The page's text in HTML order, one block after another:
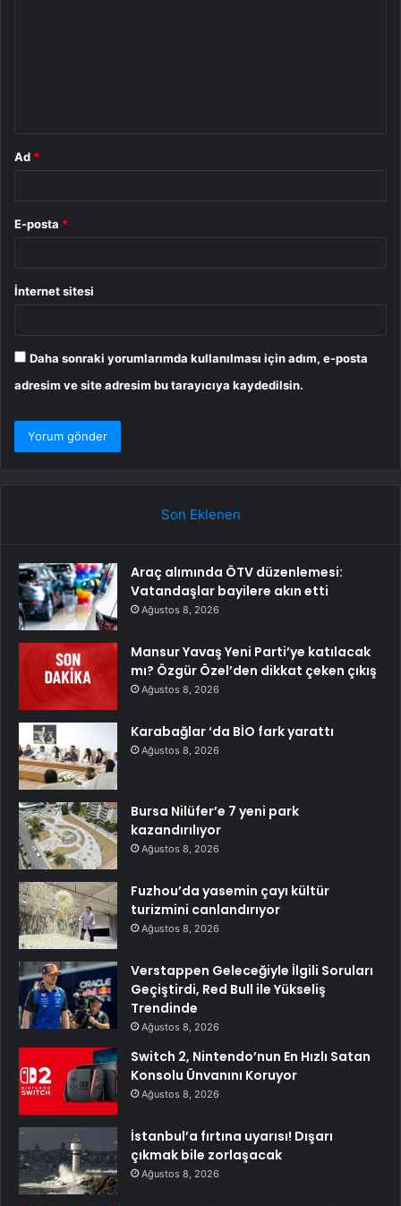
Ad *
E-posta *
İnternet sitesi
Daha sonraki yorumlarımda kullanılması için adım, e-posta
adresim ve site adresim bu tarayıcıya kaydedilsin.
Son Eklenen
Araç alımında ÖTV düzenlemesi:
Vatandaşlar bayilere akın etti
Ağustos 8, 2026
Mansur Yavaş Yeni Parti’ye katılacak
mı? Özgür Özel’den dikkat çeken çıkış
Ağustos 8, 2026
Karabağlar ‘da BİO fark yarattı
Ağustos 8, 2026
Bursa Nilüfer’e 7 yeni park
kazandırılıyor
Ağustos 8, 2026
Fuzhou’da yasemin çayı kültür
turizmini canlandırıyor
Ağustos 8, 2026
Verstappen Geleceğiyle İlgili Soruları
Geçiştirdi, Red Bull ile Yükseliş
Trendinde
Ağustos 8, 2026
Switch 2, Nintendo’nun En Hızlı Satan
Konsolu Ünvanını Koruyor
Ağustos 8, 2026
İstanbul’a fırtına uyarısı! Dışarı
çıkmak bile zorlaşacak
Ağustos 8, 2026